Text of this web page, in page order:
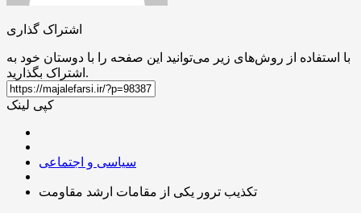
اشتراک گذاری
با استفاده از روش‌های زیر می‌توانید این صفحه را با دوستان خود به
اشتراک بگذارید.
کپی لینک
سیاسی و اجتماعی
تکذیب ترور یکی از مقامات ارشد مقاومت